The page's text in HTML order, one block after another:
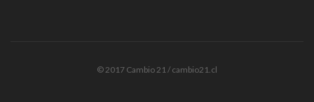
© 2017 Cambio 21 / cambio21.cl